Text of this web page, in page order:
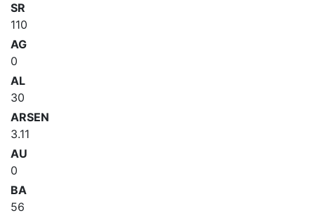
SR
110
AG
0
AL
30
ARSEN
3.11
AU
0
BA
56